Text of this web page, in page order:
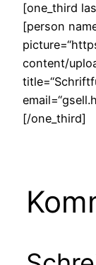
[one_third
[person
content/
[/one_third]